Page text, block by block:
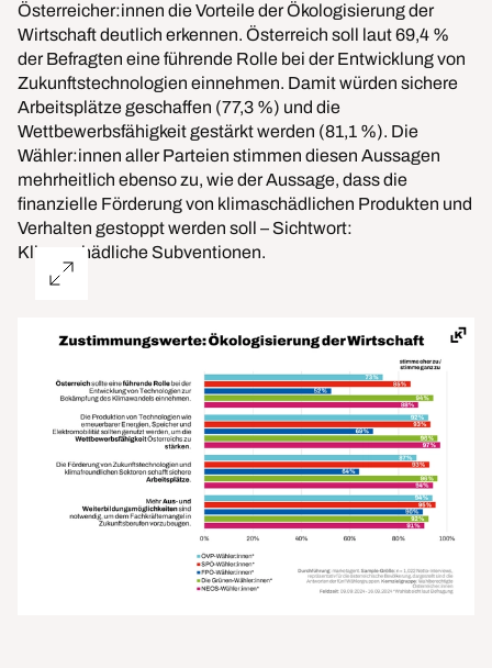
Österreicher:innen die Vorteile der Ökologisierung der
Wirtschaft deutlich erkennen. Österreich soll laut 69,4 %
der Befragten eine führende Rolle bei der Entwicklung von
Zukunftstechnologien einnehmen. Damit würden sichere
Arbeitsplätze geschaffen (77,3 %) und die
Wettbewerbsfähigkeit gestärkt werden (81,1 %). Die
Wähler:innen aller Parteien stimmen diesen Aussagen
mehrheitlich ebenso zu, wie der Aussage, dass die
finanzielle Förderung von klimaschädlichen Produkten und
Verhalten gestoppt werden soll – Sichtwort:
Klimaschädliche Subventionen.